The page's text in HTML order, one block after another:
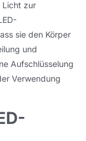
Licht zur
sie den Körper
und
Aufschlüsselung
Verwendung